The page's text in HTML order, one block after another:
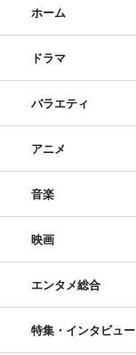
ホーム
ドラマ
バラエティ
アニメ
音楽
映画
エンタメ総合
特集・インタビュー